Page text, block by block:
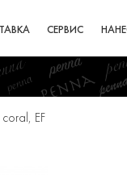
СЕРВИС
EF